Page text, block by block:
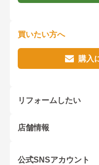
買いたい方へ
購入
リフォームしたい
店舗情報
公式SNSアカウント